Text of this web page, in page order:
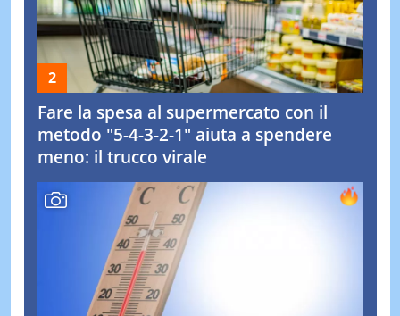
Fare la spesa al supermercato con il
metodo "5-4-3-2-1" aiuta a spendere
meno: il trucco virale